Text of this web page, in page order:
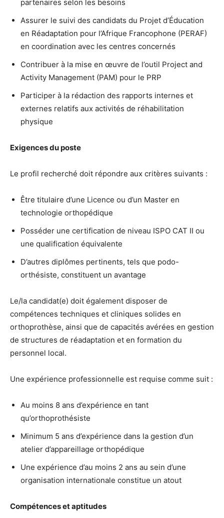
partenaires selon les besoins
Assurer le suivi des candidats du Projet d’Éducation
en Réadaptation pour l’Afrique Francophone (PERAF)
en coordination avec les centres concernés
Contribuer à la mise en œuvre de l’outil Project and
Activity Management (PAM) pour le PRP
Participer à la rédaction des rapports internes et
externes relatifs aux activités de réhabilitation
physique
Exigences du poste
Le profil recherché doit répondre aux critères suivants :
Être titulaire d’une Licence ou d’un Master en
technologie orthopédique
Posséder une certification de niveau ISPO CAT II ou
une qualification équivalente
D’autres diplômes pertinents, tels que podo-
orthésiste, constituent un avantage
Le/la candidat(e) doit également disposer de
compétences techniques et cliniques solides en
orthoprothèse, ainsi que de capacités avérées en gestion
de structures de réadaptation et en formation du
personnel local.
Une expérience professionnelle est requise comme suit :
Au moins 8 ans d’expérience en tant
qu’orthoprothésiste
Minimum 5 ans d’expérience dans la gestion d’un
atelier d’appareillage orthopédique
Une expérience d’au moins 2 ans au sein d’une
organisation internationale constitue un atout
Compétences et aptitudes